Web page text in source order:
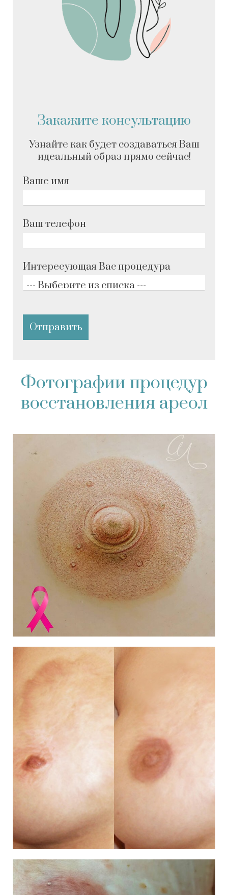
Закажите консультацию
Узнайте как будет создаваться Ваш
идеальный образ прямо сейчас!
Ваше имя
Ваш телефон
Интересующая Вас процедура
Фотографии процедур
восстановления ареол